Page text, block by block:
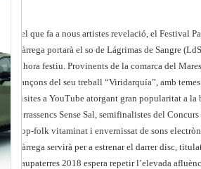
Pel que fa a nous artistes revelació, el Festival
Tàrrega portarà el so de Lágrimas de Sangre
alhora festiu. Provinents de la comarca del
cançons del seu treball “Viridarquía”, amb
visites a YouTube atorgant gran popularitat a la
terrassencs Sense Sal, semifinalistes del
pop-folk vitaminat i envernissat de sons
Tàrrega servirà per a estrenar el darrer disc,
Paupaterres 2018 espera repetir l’elevada